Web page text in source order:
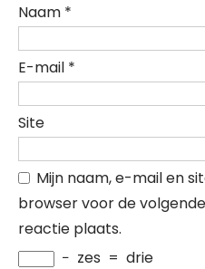
Naam *
E-mail *
Site
Mijn naam, e-mail en
browser voor de
reactie plaats.
− zes = drie